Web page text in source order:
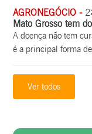
AGRONEGÓCIO -
Mato Grosso tem
A doença não tem
é a principal forma
Ver todos